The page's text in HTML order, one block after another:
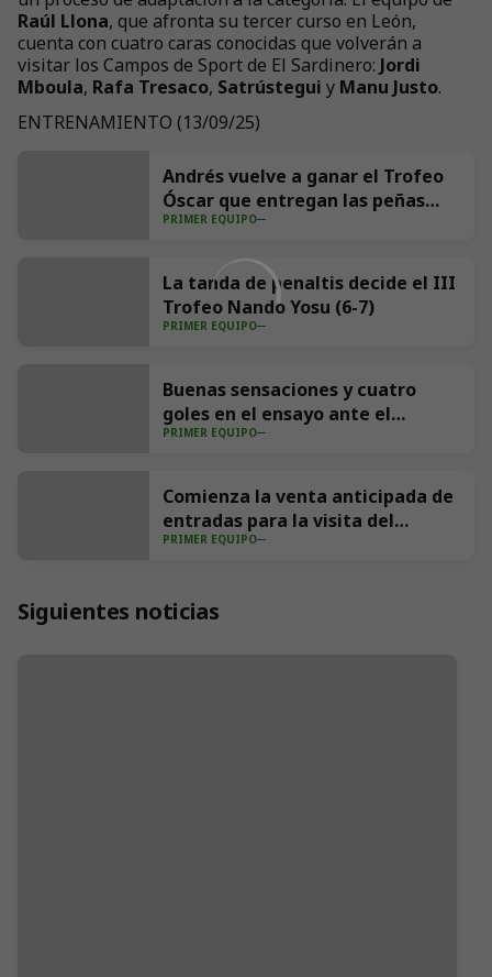
Raúl Llona, que afronta su tercer curso en León,
cuenta con cuatro caras conocidas que volverán a
visitar los Campos de Sport de El Sardinero: Jordi
Mboula, Rafa Tresaco, Satrústegui y Manu Justo.
ENTRENAMIENTO (13/09/25)
Andrés vuelve a ganar el Trofeo
Óscar que entregan las peñas
Aúpa Racing y El Cachopo
PRIMER EQUIPO
La tanda de penaltis decide el III
Trofeo Nando Yosu (6-7)
PRIMER EQUIPO
Buenas sensaciones y cuatro
goles en el ensayo ante el
Sporting (4-1)
PRIMER EQUIPO
Comienza la venta anticipada de
entradas para la visita del
Villarreal CF a los Campos de
PRIMER EQUIPO
Siguientes noticias